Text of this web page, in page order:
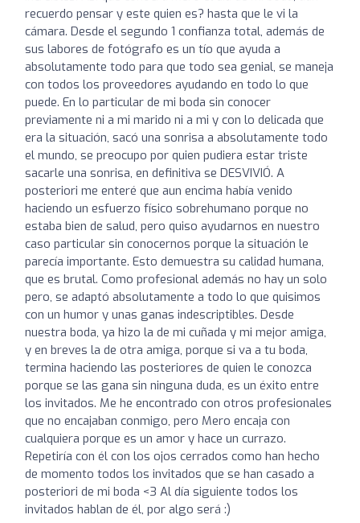
recuerdo pensar y este quien es? hasta que le vi la
cámara. Desde el segundo 1 confianza total, además de
sus labores de fotógrafo es un tío que ayuda a
absolutamente todo para que todo sea genial, se maneja
con todos los proveedores ayudando en todo lo que
puede. En lo particular de mi boda sin conocer
previamente ni a mi marido ni a mi y con lo delicada que
era la situación, sacó una sonrisa a absolutamente todo
el mundo, se preocupo por quien pudiera estar triste
sacarle una sonrisa, en definitiva se DESVIVIÓ. A
posteriori me enteré que aun encima había venido
haciendo un esfuerzo físico sobrehumano porque no
estaba bien de salud, pero quiso ayudarnos en nuestro
caso particular sin conocernos porque la situación le
parecía importante. Esto demuestra su calidad humana,
que es brutal. Como profesional además no hay un solo
pero, se adaptó absolutamente a todo lo que quisimos
con un humor y unas ganas indescriptibles. Desde
nuestra boda, ya hizo la de mi cuñada y mi mejor amiga,
y en breves la de otra amiga, porque si va a tu boda,
termina haciendo las posteriores de quien le conozca
porque se las gana sin ninguna duda, es un éxito entre
los invitados. Me he encontrado con otros profesionales
que no encajaban conmigo, pero Mero encaja con
cualquiera porque es un amor y hace un currazo.
Repetiría con él con los ojos cerrados como han hecho
de momento todos los invitados que se han casado a
posteriori de mi boda <3 Al día siguiente todos los
invitados hablan de él, por algo será :)